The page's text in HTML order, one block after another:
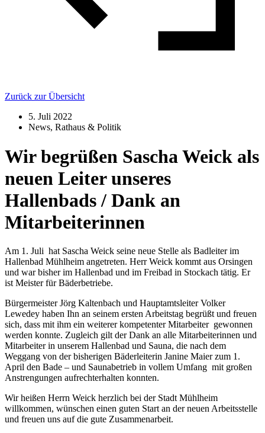
Zurück zur Übersicht
5. Juli 2022
News, Rathaus & Politik
Wir begrüßen Sascha Weick als
neuen Leiter unseres
Hallenbads / Dank an
Mitarbeiterinnen
Am 1. Juli hat Sascha Weick seine neue Stelle als Badleiter im
Hallenbad Mühlheim angetreten. Herr Weick kommt aus Orsingen
und war bisher im Hallenbad und im Freibad in Stockach tätig. Er
ist Meister für Bäderbetriebe.
Bürgermeister Jörg Kaltenbach und Hauptamtsleiter Volker
Lewedey haben Ihn an seinem ersten Arbeitstag begrüßt und freuen
sich, dass mit ihm ein weiterer kompetenter Mitarbeiter gewonnen
werden konnte. Zugleich gilt der Dank an alle Mitarbeiterinnen und
Mitarbeiter in unserem Hallenbad und Sauna, die nach dem
Weggang von der bisherigen Bäderleiterin Janine Maier zum 1.
April den Bade – und Saunabetrieb in vollem Umfang mit großen
Anstrengungen aufrechterhalten konnten.
Wir heißen Herrn Weick herzlich bei der Stadt Mühlheim
willkommen, wünschen einen guten Start an der neuen Arbeitsstelle
und freuen uns auf die gute Zusammenarbeit.